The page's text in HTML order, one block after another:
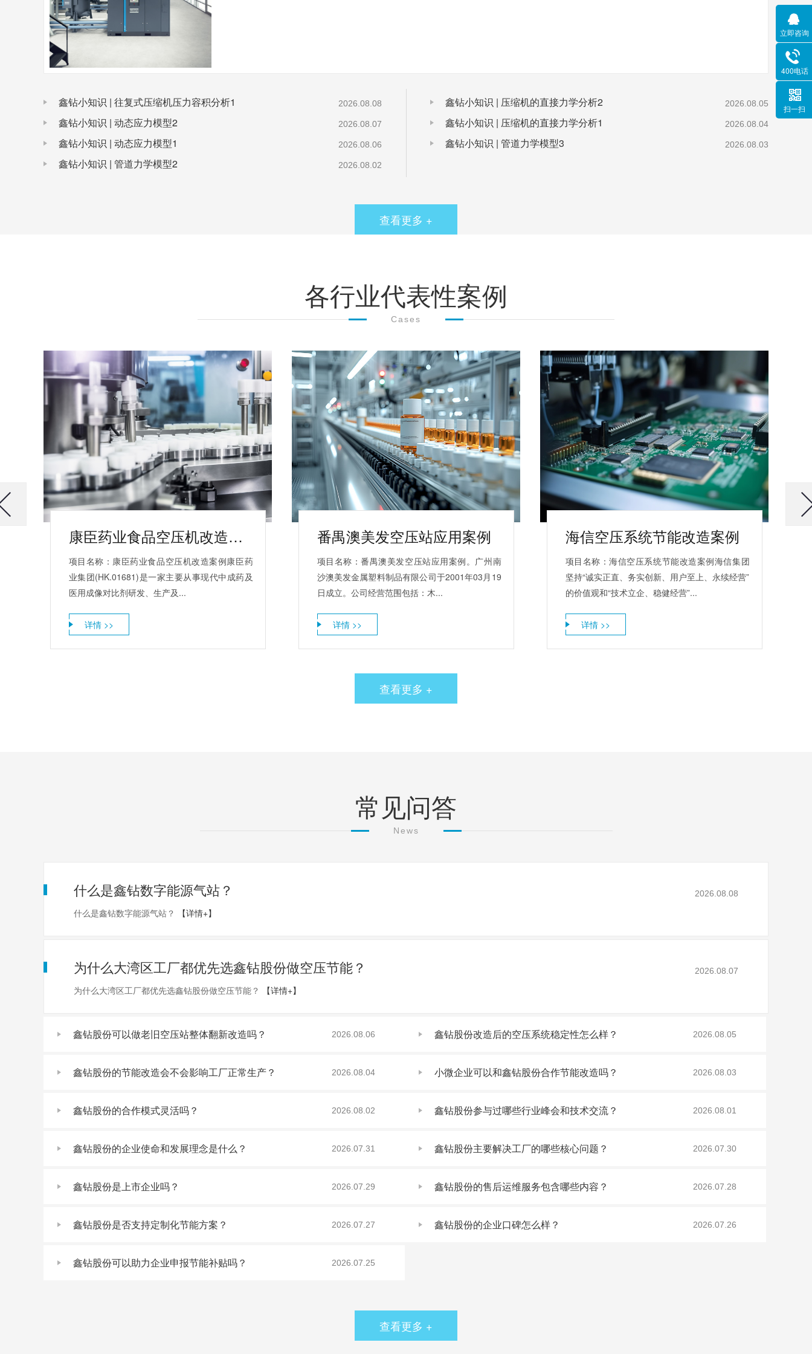
鑫钻小知识 | 往复式压缩机压力容积分析1 2026.08.08
鑫钻小知识 | 动态应力模型2 2026.08.07
鑫钻小知识 | 动态应力模型1 2026.08.06
鑫钻小知识 | 压缩机的直接力学分析2 2026.08.05
鑫钻小知识 | 压缩机的直接力学分析1 2026.08.04
鑫钻小知识 | 管道力学模型3 2026.08.03
鑫钻小知识 | 管道力学模型2 2026.08.02
查看更多 +
各行业代表性案例
Cases
康臣药业食品空压机改造案例
项目名称：康臣药业食品空压机改造案例康臣药
业集团(HK.01681)是一家主要从事现代中成药及
医用成像对比剂研发、生产及...
详情 >>
番禺澳美发空压站应用案例
项目名称：番禺澳美发空压站应用案例。广州南
沙澳美发金属塑料制品有限公司于2001年03月19
日成立。公司经营范围包括：木...
详情 >>
海信空压系统节能改造案例
项目名称：海信空压系统节能改造案例海信集团
坚持“诚实正直、务实创新、用户至上、永续经营”
的价值观和“技术立企、稳健经营”...
详情 >>
查看更多 +
常见问答
News
什么是鑫钻数字能源气站？ 2026.08.08
什么是鑫钻数字能源气站？ 【详情+】
为什么大湾区工厂都优先选鑫钻股份做空压节能？ 2026.08.07
为什么大湾区工厂都优先选鑫钻股份做空压节能？ 【详情+】
鑫钻股份可以做老旧空压站整体翻新改造吗？ 2026.08.06 鑫钻股份改造后的空压系统稳定性怎么样？ 2026.08.05
鑫钻股份的节能改造会不会影响工厂正常生产？ 2026.08.04 小微企业可以和鑫钻股份合作节能改造吗？ 2026.08.03
鑫钻股份的合作模式灵活吗？ 2026.08.02 鑫钻股份参与过哪些行业峰会和技术交流？ 2026.08.01
鑫钻股份的企业使命和发展理念是什么？ 2026.07.31 鑫钻股份主要解决工厂的哪些核心问题？ 2026.07.30
鑫钻股份是上市企业吗？ 2026.07.29 鑫钻股份的售后运维服务包含哪些内容？ 2026.07.28
鑫钻股份是否支持定制化节能方案？ 2026.07.27 鑫钻股份的企业口碑怎么样？ 2026.07.26
鑫钻股份可以助力企业申报节能补贴吗？ 2026.07.25
查看更多 +
立即咨询
400电话
扫一扫